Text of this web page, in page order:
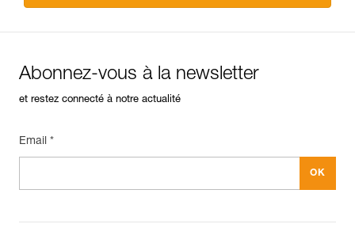
Abonnez-vous à la newsletter
et restez connecté à notre actualité
Email *